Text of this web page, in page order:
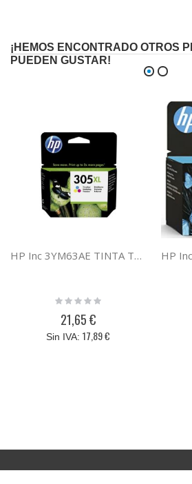
¡HEMOS ENCONTRADO OTROS
PUEDEN GUSTAR!
HP Inc 3YM63AE TINTA TRICOLOR HP 305XL
Rating:
21,65 €
17,89 €